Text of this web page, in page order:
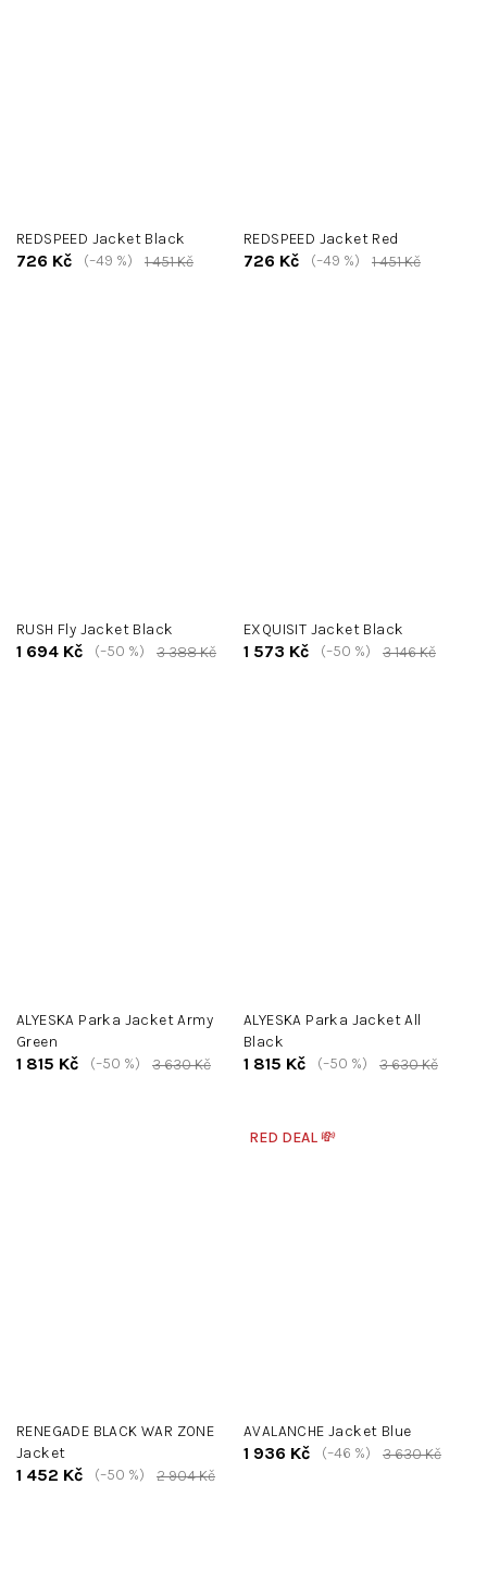
REDSPEED Jacket Black
726 Kč 1 451 Kč
(–49 %)
REDSPEED Jacket Red
726 Kč 1 451 Kč
(–49 %)
RUSH Fly Jacket Black
1 694 Kč 3 388 Kč
(–50 %)
EXQUISIT Jacket Black
1 573 Kč 3 146 Kč
(–50 %)
ALYESKA Parka Jacket Army
Green
1 815 Kč 3 630 Kč
(–50 %)
ALYESKA Parka Jacket All
Black
1 815 Kč 3 630 Kč
(–50 %)
RENEGADE BLACK WAR ZONE
Jacket
1 452 Kč 2 904 Kč
(–50 %)
RED DEAL 💸
AVALANCHE Jacket Blue
1 936 Kč 3 630 Kč
(–46 %)